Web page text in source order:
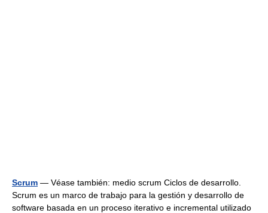
Scrum — Véase también: medio scrum Ciclos de desarrollo.
Scrum es un marco de trabajo para la gestión y desarrollo de
software basada en un proceso iterativo e incremental utilizado